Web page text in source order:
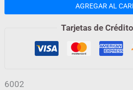
AGREGAR AL
Tarjetas de
6002